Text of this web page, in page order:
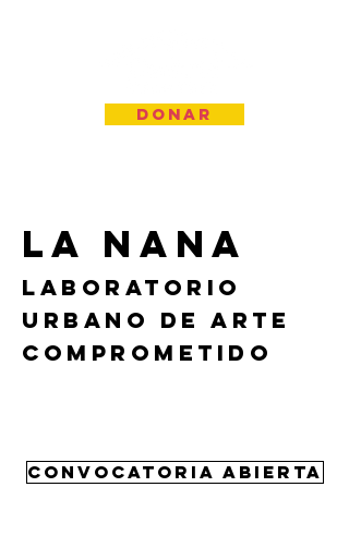
Donar
la nana
Laboratorio
urbano de arte
comprometido
Convocatoria abierta